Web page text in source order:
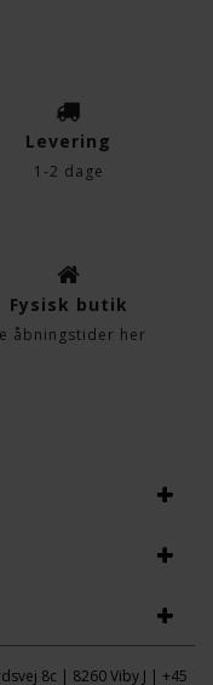
Levering
1-2 dage
Fysisk butik
åbningstider her
8c | 8260 Viby J | +45